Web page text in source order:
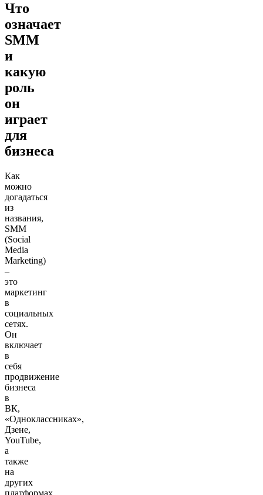
Что
означает
SMM
и
какую
роль
он
играет
для
бизнеса
Как
можно
догадаться
из
названия,
SMM
(Social
Media
Marketing)
–
это
маркетинг
в
социальных
сетях.
Он
включает
в
себя
продвижение
бизнеса
в
ВК,
«Одноклассниках»,
Дзене,
YouTube,
а
также
на
других